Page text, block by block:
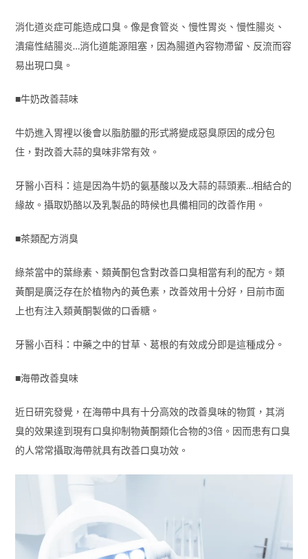
消化道炎症可能造成口臭。像是食管炎、慢性胃炎、慢性腸炎、
潰瘍性結腸炎…消化道能源阻塞，因為腸道內容物滯留、反流而容
易出現口臭。
■牛奶改善蒜味
牛奶進入胃裡以後會以脂肪臘的形式將變成惡臭原因的成分包
住，對改善大蒜的臭味非常有效。
牙醫小百科：這是因為牛奶的氨基酸以及大蒜的蒜頭素…相結合的
緣故。攝取奶酪以及乳製品的時候也具備相同的改善作用。
■茶類配方消臭
綠茶當中的葉綠素、類黃酮包含對改善口臭相當有利的配方。類
黃酮是廣泛存在於植物內的黃色素，改善效用十分好，目前市面
上也有注入類黃酮製做的口香糖。
牙醫小百科：中藥之中的甘草、葛根的有效成分即是這種成分。
■海帶改善臭味
近日研究發覺，在海帶中具有十分高效的改善臭味的物質，其消
臭的效果達到現有口臭抑制物黃酮類化合物的3倍。因而患有口臭
的人常常攝取海帶就具有改善口臭功效。